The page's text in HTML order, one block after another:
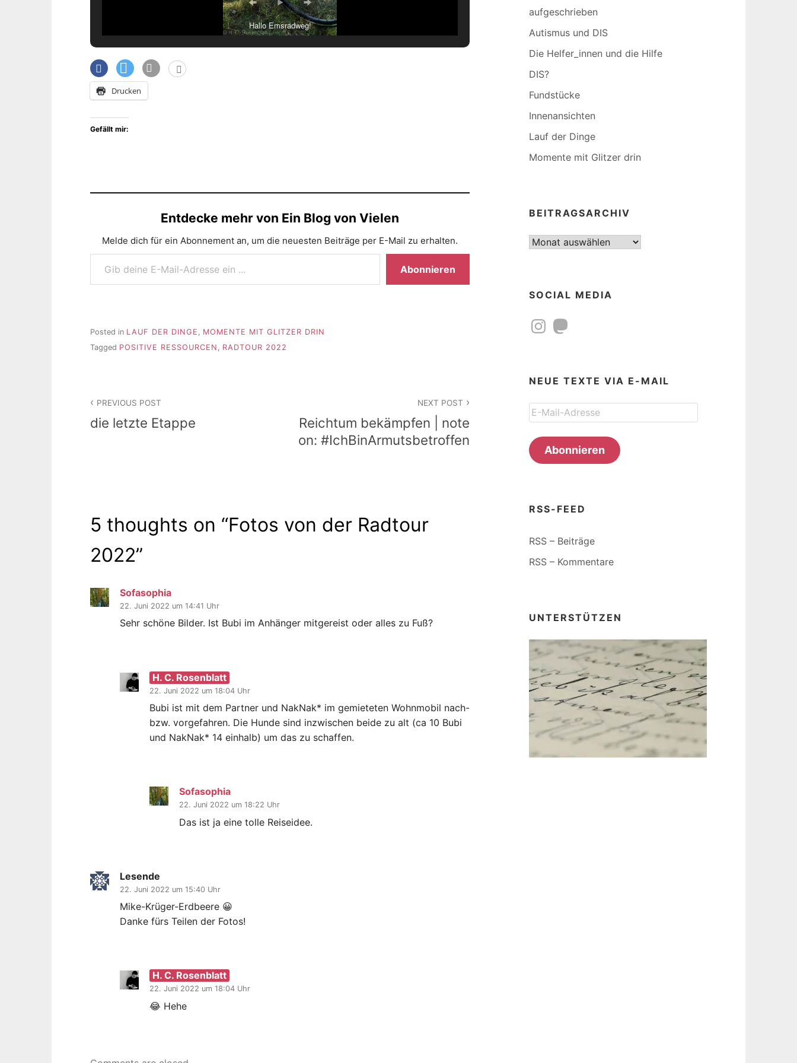
Hallo Emsradweg!
Drucken
Gefällt mir:
Entdecke mehr von Ein Blog von Vielen
Melde dich für ein Abonnement an, um die neuesten Beiträge per E-Mail zu erhalten.
Gib deine E-Mail-Adresse ein ...
Abonnieren
Posted in LAUF DER DINGE
MOMENTE MIT GLITZER DRIN
Tagged POSITIVE RESSOURCEN , RADTOUR 2022
PREVIOUS POST
die letzte Etappe
NEXT POST
Reichtum bekämpfen | note
on: #IchBinArmutsbetroffen
5 thoughts on “Fotos von der Radtour
2022”
Sofasophia
22. Juni 2022 um 14:41 Uhr
Sehr schöne Bilder. Ist Bubi im Anhänger mitgereist oder alles zu Fuß?
H. C. Rosenblatt
22. Juni 2022 um 18:04 Uhr
Bubi ist mit dem Partner und NakNak* im gemieteten Wohnmobil nach-
bzw. vorgefahren. Die Hunde sind inzwischen beide zu alt (ca 10 Bubi
und NakNak* 14 einhalb) um das zu schaffen.
Sofasophia
22. Juni 2022 um 18:22 Uhr
Das ist ja eine tolle Reiseidee.
Lesende
22. Juni 2022 um 15:40 Uhr
Mike-Krüger-Erdbeere 😀
Danke fürs Teilen der Fotos!
H. C. Rosenblatt
22. Juni 2022 um 18:04 Uhr
😂 Hehe
aufgeschrieben
Autismus und DIS
Die Helfer_innen und die Hilfe
DIS?
Fundstücke
Innenansichten
Lauf der Dinge
Momente mit Glitzer drin
BEITRAGSARCHIV
Beitragsarchiv
SOCIAL MEDIA
InstagramMastodon
NEUE TEXTE VIA E-MAIL
E-
Mail-
Adresse
Abonnieren
RSS-FEED
RSS – Beiträge
RSS – Kommentare
UNTERSTÜTZEN